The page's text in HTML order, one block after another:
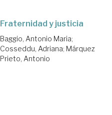
Fraternidad y justicia
Baggio, Antonio Maria;
Cosseddu, Adriana; Márquez
Prieto, Antonio